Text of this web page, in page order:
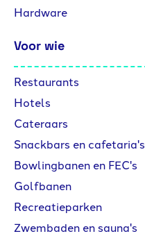
Hardware
Voor wie
Restaurants
Hotels
Cateraars
Snackbars en cafetaria's
Bowlingbanen en FEC's
Golfbanen
Recreatieparken
Zwembaden en sauna's